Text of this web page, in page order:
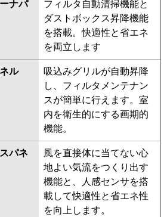
ナパ
フィルタ自動清掃機能と
ダストボックス昇降機能
を搭載。快適性と省エネ
を両立します
ル
吸込みグリルが自動昇降
し、フィルタメンテナン
スが簡単に行えます。室
内を衛生的にする画期的
機能。
パネ
風を直接体に当てない心
地よい気流をつくり出す
機能と、人感センサを搭
載して快適性と省エネ性
を向上します。